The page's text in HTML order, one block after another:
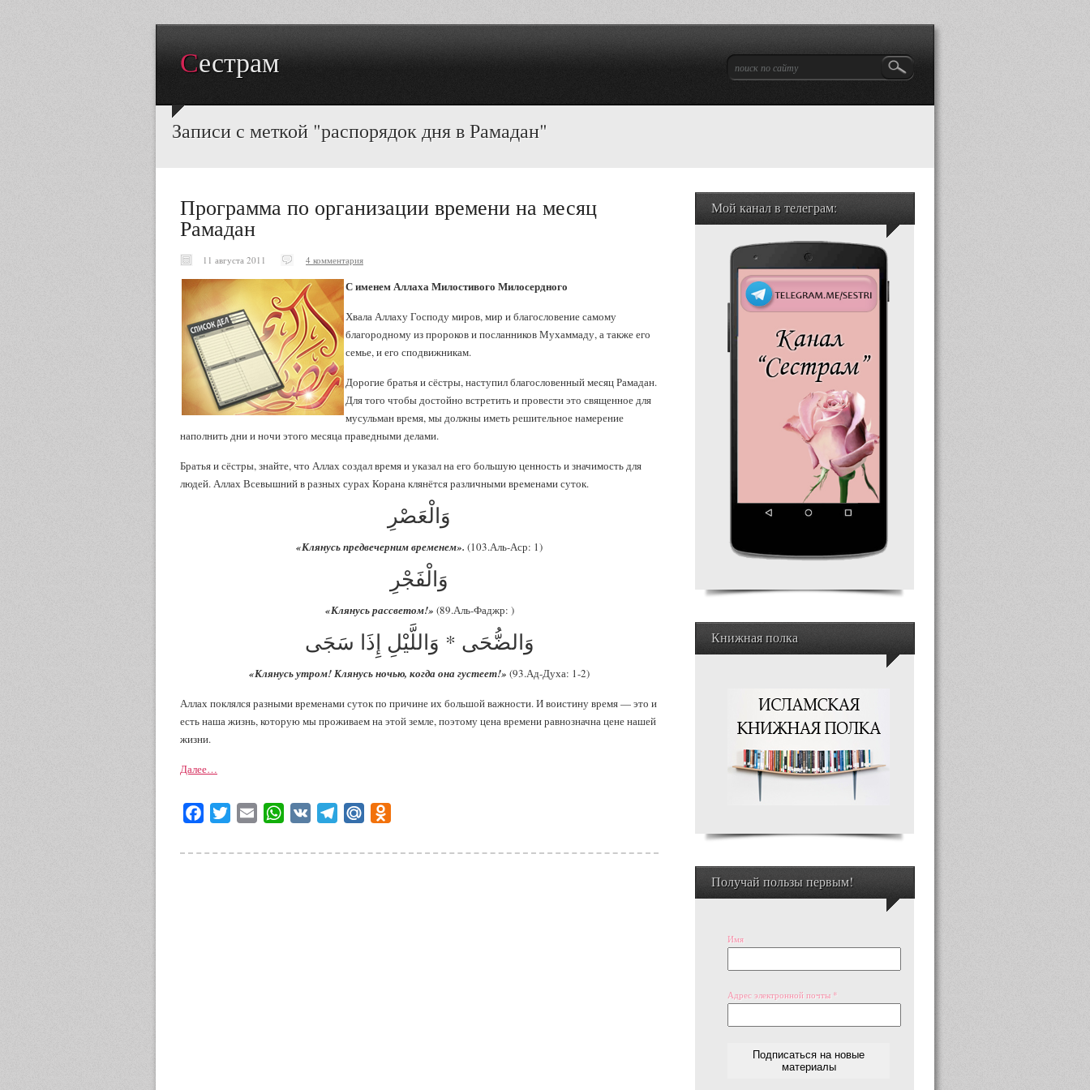
Сестрам
Записи с меткой "распорядок дня в Рамадан"
Программа по организации времени на месяц
Рамадан
11 августа 2011 4 комментария
С именем Аллаха Милостивого Милосердного
Хвала Аллаху Господу миров, мир и благословение самому
благородному из пророков и посланников Мухаммаду, а также его
семье, и его сподвижникам.
Дорогие братья и сёстры, наступил благословенный месяц Рамадан.
Для того чтобы достойно встретить и провести это священное для
мусульман время, мы должны иметь решительное намерение
наполнить дни и ночи этого месяца праведными делами.
Братья и сёстры, знайте, что Аллах создал время и указал на его большую ценность и значимость для
людей. Аллах Всевышний в разных сурах Корана клянётся различными временами суток.
وَالْعَصْرِ
«Клянусь предвечерним временем». (103.Аль-Аср: 1)
وَالْفَجْرِ
«Клянусь рассветом!» (89.Аль-Фаджр: )
وَالضُّحَى * وَاللَّيْلِ إِذَا سَجَى
«Клянусь утром! Клянусь ночью, когда она густеет!» (93.Ад-Духа: 1-2)
Аллах поклялся разными временами суток по причине их большой важности. И воистину время — это и
есть наша жизнь, которую мы проживаем на этой земле, поэтому цена времени равнозначна цене нашей
жизни.
Далее…
Facebook
Twitter Email WhatsApp
VK TelegramMail.Ru
Мой канал в телеграм:
Книжная полка
Получай пользы первым!
Имя
Адрес электронной почты *